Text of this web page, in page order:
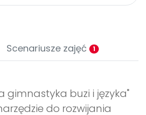
Scenariusze zajęć 1
gimnastyka buzi i języka"
do rozwijania